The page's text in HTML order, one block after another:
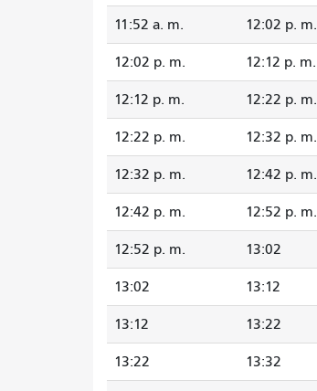
11:52 a. m. 12:02 p. m.
12:02 p. m. 12:12 p. m.
12:12 p. m. 12:22 p. m.
12:22 p. m. 12:32 p. m.
12:32 p. m. 12:42 p. m.
12:42 p. m. 12:52 p. m.
12:52 p. m. 13:02
13:02 13:12
13:12 13:22
13:22 13:32